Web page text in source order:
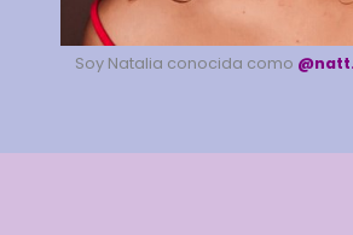
Soy Natalia conocida como